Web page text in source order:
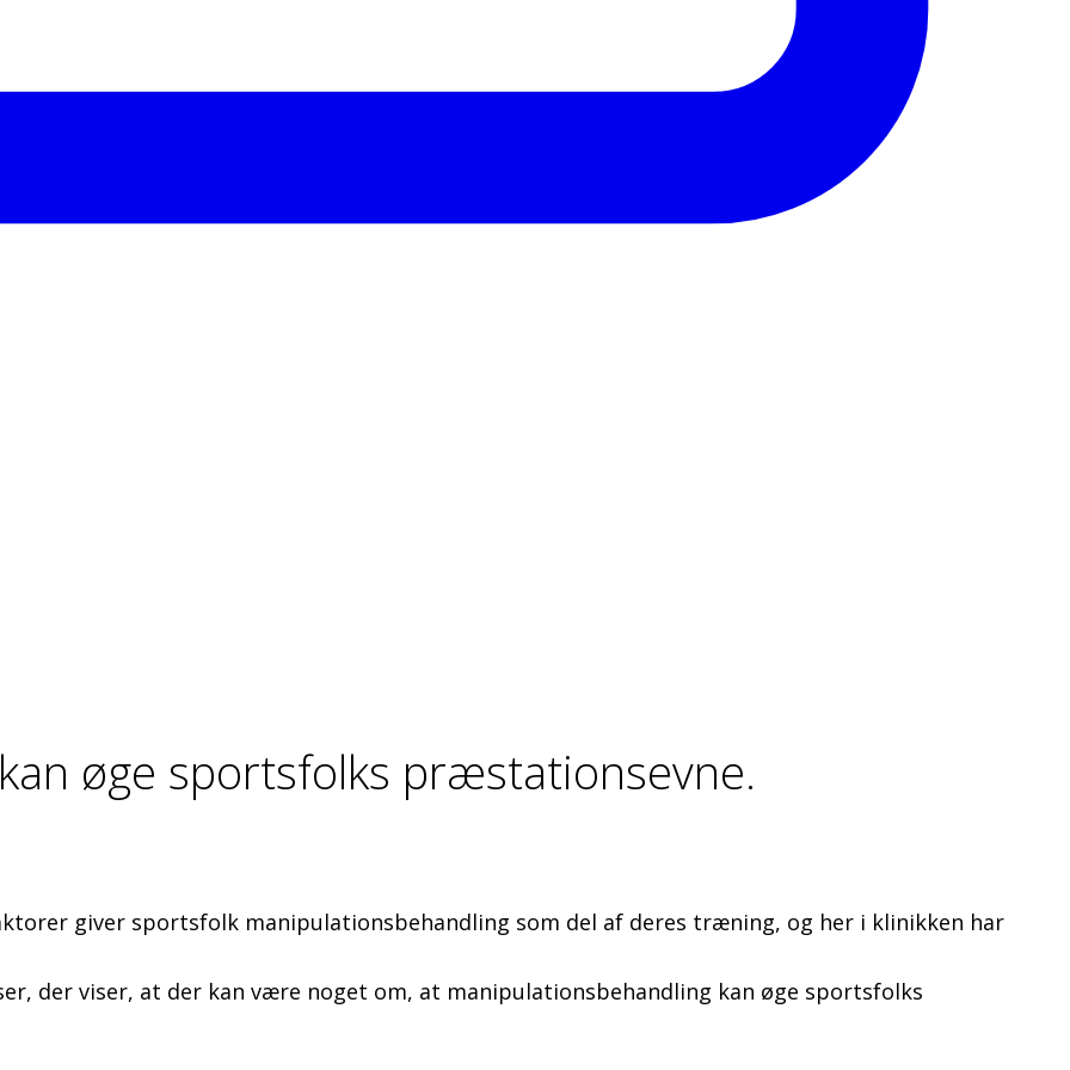
øge sportsfolks præstationsevne.
giver sportsfolk manipulationsbehandling som del af deres træning, og her i klinikken har
der viser, at der kan være noget om, at manipulationsbehandling kan øge sportsfolks